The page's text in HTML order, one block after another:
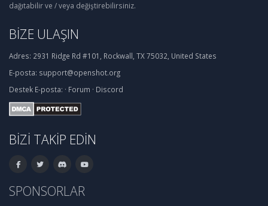
dağıtabilir ve / veya değiştirebilirsiniz.
BIZE ULAŞIN
Adres: 2931 Ridge Rd #101, Rockwall, TX 75032, United States
E-posta: support@openshot.org
Destek E-posta: · Forum · Discord
BIZI TAKIP EDIN
SPONSORLAR